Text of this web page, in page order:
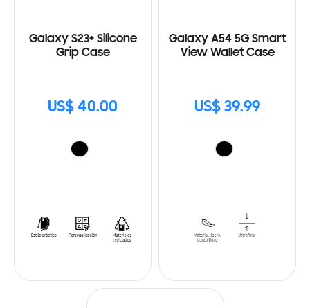
Galaxy S23+ Silicone
Grip Case
US$ 40.00
Galaxy A54 5G Smart
View Wallet Case
US$ 39.99